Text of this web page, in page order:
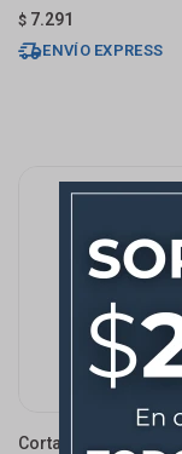
$ 7.291
ENVÍO EXPRESS
Cortador De